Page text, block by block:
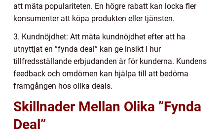
att mäta populariteten. En högre rabatt kan locka fler
konsumenter att köpa produkten eller tjänsten.
3. Kundnöjdhet: Att mäta kundnöjdhet efter att ha
utnyttjat en ”fynda deal” kan ge insikt i hur
tillfredsställande erbjudanden är för kunderna. Kundens
feedback och omdömen kan hjälpa till att bedöma
framgången hos olika deals.
Skillnader Mellan Olika ”Fynda
Deal”